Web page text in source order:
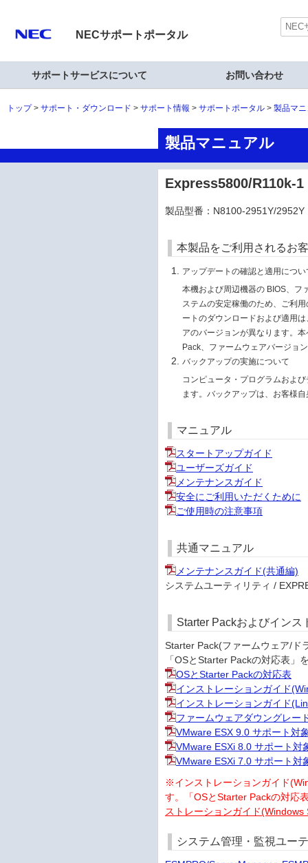
NECサポートポータル
サポートサービスについて お問い合わせ
トップ サポート・ダウンロード サポート情報 サポートポータル 製品マ
製品マニュアル
Express5800/R110k-
製品型番：N8100-2951Y/2952Y
本製品をご利用されるお
アップデートの確認と適用につい
本機および周辺機器の BIOS、フ
ステムの安定稼働のため、ご利
ートのダウンロードおよび適用
アのバージョンが異なります。
Pack、ファームウェアバージョ
バックアップの実施について
コンピュータ・プログラムおよ
ます。バックアップは、お客様
マニュアル
スタートアップガイド
ユーザーズガイド
メンテナンスガイド
安全にご利用いただくために
ご使用時の注意事項
共通マニュアル
メンテナンスガイド(共通編)
システムユーティリティ /
Starter Packおよびインス
Starter Pack(ファームウェア/ド
「OSとStarter Packの対応表」
OSとStarter Packの対応表
インストレーションガイド
インストレーションガイド
ファームウェアダウングレー
VMware ESX 9.0 サポート対
VMware ESXi 8.0 サポート対
VMware ESXi 7.0 サポート対
※インストレーションガイド
す。「OSとStarter Packの対応
ストレーションガイド
システム管理・監視ユー